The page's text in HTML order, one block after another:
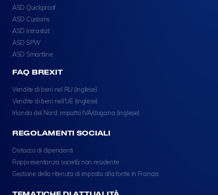
ASD Quickproof
ASD Customs
ASD Intrastat
ASD SPW
ASD Smartline
FAQ BREXIT
Vendite di beni nel RU (inglese)
Vendite di beni nell'UE (inglese)
Irlanda del Nord: impatto IVA/dogana (inglese)
REGOLAMENTI SOCIALI
Distacco di dipendenti
Rappresentanza società non residente
Gestione della ritenuta di imposta alla fonte in Francia